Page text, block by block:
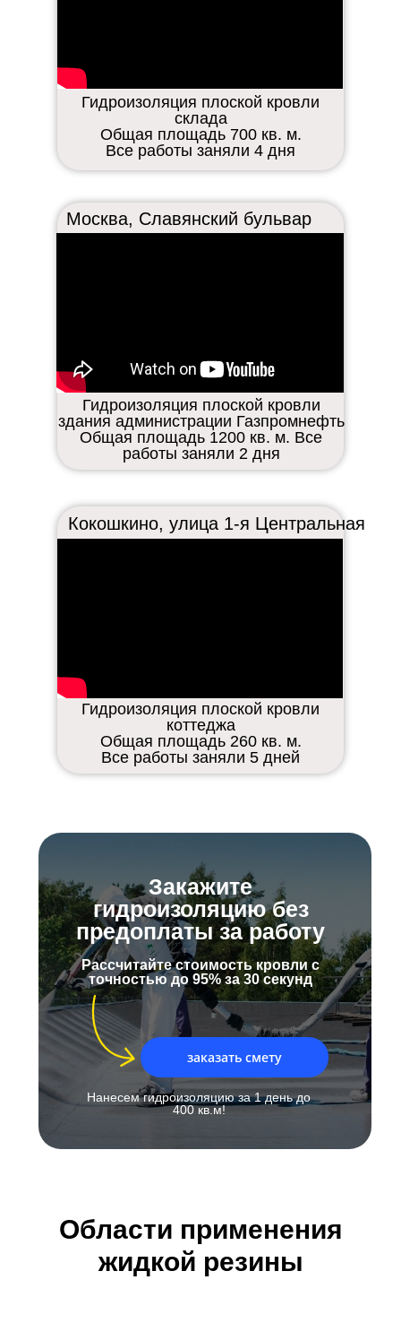
Кокошкино, улица 1-я Центральная
Гидроизоляция плоской кровли
коттеджа
Общая площадь 260 кв. м.
Все работы заняли 5 дней
Гидроизоляция плоской кровли
склада
Общая площадь 700 кв. м.
Все работы заняли 4 дня
Гидроизоляция плоской кровли
здания администрации Газпромнефть
Общая площадь 1200 кв. м. Все
работы заняли 2 дня
Москва, Славянский бульвар
Закажите
гидроизоляцию без
предоплаты за работу
Рассчитайте стоимость кровли с
точностью до 95% за 30 секунд
заказать смету
Нанесем гидроизоляцию за 1 день до
400 кв.м!
Области применения
жидкой резины